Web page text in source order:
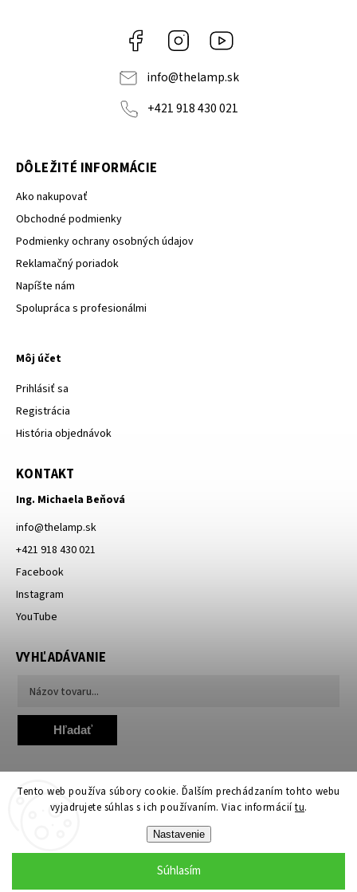
Tento web používa súbory cookie. Ďalším prechádzaním tohto webu
vyjadrujete súhlas s ich používaním. Viac informáciítu.
Nastavenie
Súhlasím
Facebook Instagram
info@thelamp.sk
+421 918 430 021
DÔLEŽITÉ INFORMÁCIE
Ako nakupovať
Obchodné podmienky
Podmienky ochrany osobných údajov
Reklamačný poriadok
Napíšte nám
Spolupráca s profesionálmi
Môj účet
Prihlásiť sa
Registrácia
História objednávok
KONTAKT
Ing. Michaela Beňová
info@thelamp.sk
+421 918 430 021
Facebook
Instagram
YouTube
VYHĽADÁVANIE
Hľadať
TheLamp.sk. Všetky práva vyhradené.